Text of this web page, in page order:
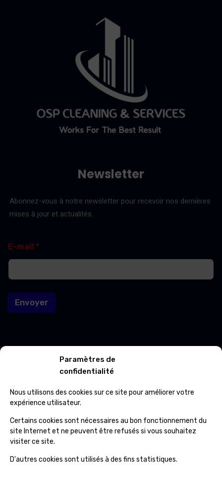
Paramètres de
confidentialité
Nous utilisons des cookies sur ce site pour améliorer votre
expérience utilisateur.
Certains cookies sont nécessaires au bon fonctionnement du
site Internet et ne peuvent être refusés si vous souhaitez
visiter ce site.
D'autres cookies sont utilisés à des fins statistiques.
Newsletter
Abonnez-vous à notre newsletter pour recevoir nos dernières
mises à jour et actualités.
*
E
m
i
-
m
i
E-mail *
Envoyer
Contacts
(+32) 65 84 33 69
info@ospcleaning.be
Horaires